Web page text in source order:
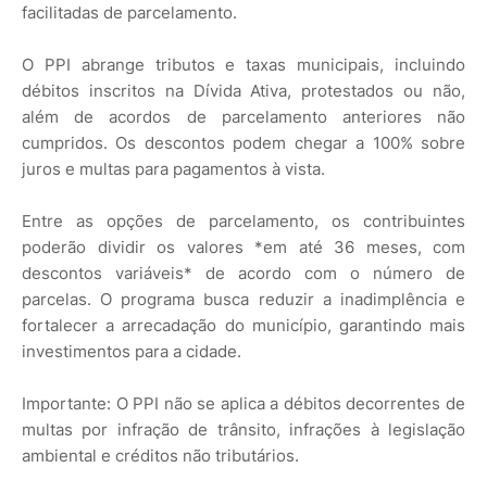
facilitadas de parcelamento.
O PPI abrange tributos e taxas municipais, incluindo
débitos inscritos na Dívida Ativa, protestados ou não,
além de acordos de parcelamento anteriores não
cumpridos. Os descontos podem chegar a 100% sobre
juros e multas para pagamentos à vista.
Entre as opções de parcelamento, os contribuintes
poderão dividir os valores *em até 36 meses, com
descontos variáveis* de acordo com o número de
parcelas. O programa busca reduzir a inadimplência e
fortalecer a arrecadação do município, garantindo mais
investimentos para a cidade.
Importante: O PPI não se aplica a débitos decorrentes de
multas por infração de trânsito, infrações à legislação
ambiental e créditos não tributários.